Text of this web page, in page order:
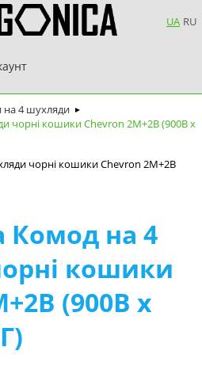
UA RU
4 шухляди ►
чорні кошики Chevron 2М+2В (900В х
Комод на 4
кошики
(900В х